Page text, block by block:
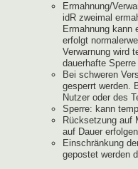
Ermahnung/
idR zweimal
Ermahnung kann
erfolgt
Verwarnung wird
dauerhafte
Bei schweren
gesperrt werden.
Nutzer oder des
Sperre: kann
Rücksetzung auf
auf Dauer erfolgen
Einschränkung
gepostet werden